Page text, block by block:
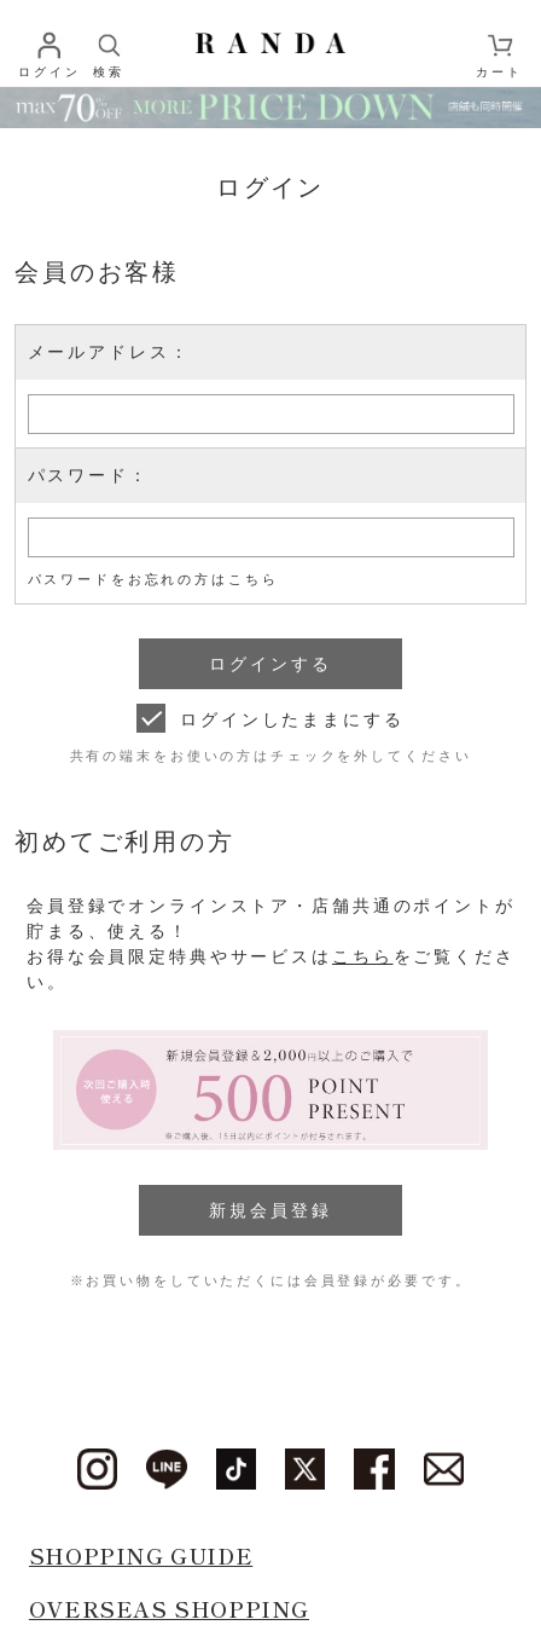
ログイン 検索 カート
ログイン
会員のお客様
メールアドレス：
パスワード：
パスワードをお忘れの方はこちら
ログインしたままにする
共有の端末をお使いの方はチェックを外してください
初めてご利用の方
会員登録でオンラインストア・店舗共通のポイントが
貯まる、使える！
お得な会員限定特典やサービスは こちら をご覧くださ
い。
※お買い物をしていただくには会員登録が必要です。
SHOPPING GUIDE
OVERSEAS SHOPPING